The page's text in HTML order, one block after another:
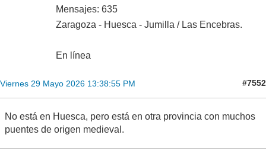
Mensajes: 635
Zaragoza - Huesca - Jumilla / Las Encebras.
En línea
Viernes 29 Mayo 2026 13:38:55 PM #7552
No está en Huesca, pero está en otra provincia con muchos
puentes de origen medieval.